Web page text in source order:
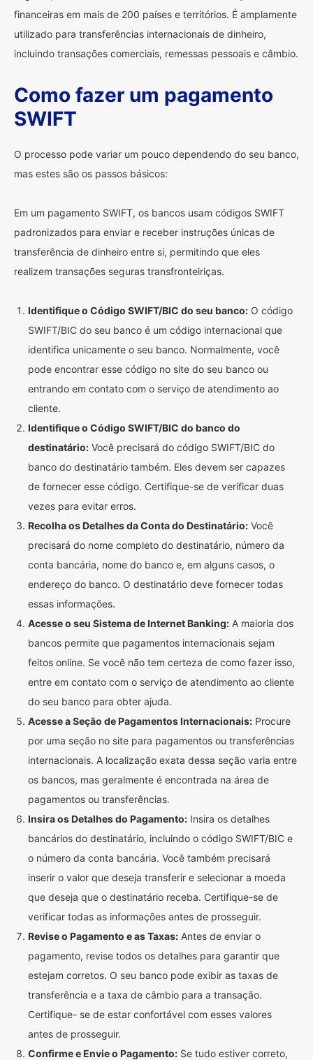
financeiras em mais de 200 países e territórios. É amplamente
utilizado para transferências internacionais de dinheiro,
incluindo transações comerciais, remessas pessoais e câmbio.
Como fazer um pagamento
SWIFT
O processo pode variar um pouco dependendo do seu banco,
mas estes são os passos básicos:
Em um pagamento SWIFT, os bancos usam códigos SWIFT
padronizados para enviar e receber instruções únicas de
transferência de dinheiro entre si, permitindo que eles
realizem transações seguras transfronteiriças.
Identifique o Código SWIFT/BIC do seu banco: O código
SWIFT/BIC do seu banco é um código internacional que
identifica unicamente o seu banco. Normalmente, você
pode encontrar esse código no site do seu banco ou
entrando em contato com o serviço de atendimento ao
cliente.
Identifique o Código SWIFT/BIC do banco do
destinatário: Você precisará do código SWIFT/BIC do
banco do destinatário também. Eles devem ser capazes
de fornecer esse código. Certifique-se de verificar duas
vezes para evitar erros.
Recolha os Detalhes da Conta do Destinatário: Você
precisará do nome completo do destinatário, número da
conta bancária, nome do banco e, em alguns casos, o
endereço do banco. O destinatário deve fornecer todas
essas informações.
Acesse o seu Sistema de Internet Banking: A maioria dos
bancos permite que pagamentos internacionais sejam
feitos online. Se você não tem certeza de como fazer isso,
entre em contato com o serviço de atendimento ao cliente
do seu banco para obter ajuda.
Acesse a Seção de Pagamentos Internacionais: Procure
por uma seção no site para pagamentos ou transferências
internacionais. A localização exata dessa seção varia entre
os bancos, mas geralmente é encontrada na área de
pagamentos ou transferências.
Insira os Detalhes do Pagamento: Insira os detalhes
bancários do destinatário, incluindo o código SWIFT/BIC e
o número da conta bancária. Você também precisará
inserir o valor que deseja transferir e selecionar a moeda
que deseja que o destinatário receba. Certifique-se de
verificar todas as informações antes de prosseguir.
Revise o Pagamento e as Taxas: Antes de enviar o
pagamento, revise todos os detalhes para garantir que
estejam corretos. O seu banco pode exibir as taxas de
transferência e a taxa de câmbio para a transação.
Certifique- se de estar confortável com esses valores
antes de prosseguir.
Confirme e Envie o Pagamento: Se tudo estiver correto,